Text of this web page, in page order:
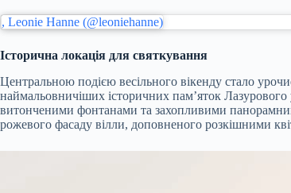
, Leonie Hanne (@leoniehanne)
Історична локація для святкування
Центральною подією весільного вікенду стало
наймальовничіших історичних пам’яток
витонченими фонтанами та захопливими
рожевого фасаду вілли, доповненого розкішними